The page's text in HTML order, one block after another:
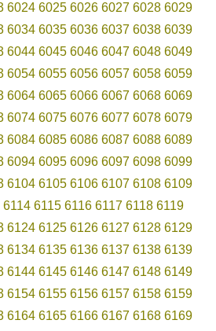
6024 6025 6026 6027 6028 6029
6034 6035 6036 6037 6038 6039
6044 6045 6046 6047 6048 6049
6054 6055 6056 6057 6058 6059
6064 6065 6066 6067 6068 6069
6074 6075 6076 6077 6078 6079
6084 6085 6086 6087 6088 6089
6094 6095 6096 6097 6098 6099
6104 6105 6106 6107 6108 6109
6114 6115 6116 6117 6118 6119
6124 6125 6126 6127 6128 6129
6134 6135 6136 6137 6138 6139
6144 6145 6146 6147 6148 6149
6154 6155 6156 6157 6158 6159
6164 6165 6166 6167 6168 6169